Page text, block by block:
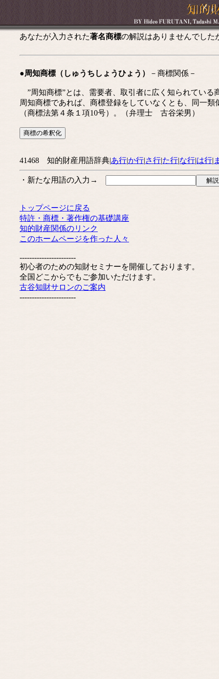
あなたが入力された著名商標の解説はありませんでした
●周知商標（しゅうちしょうひょう） －商標関係－
”周知商標”とは、需要者、取引者に広く知られている
周知商標であれば、商標登録をしていなくとも、同一
（商標法第４条１項10号）。（弁理士 古谷栄男）
41468 知的財産用語辞典|あ行|か行|さ行|た行|な行|は行|
・新たな用語の入力→
トップページに戻る
特許・商標・著作権の基礎講座
知的財産関係のリンク
このホームページを作った人々
-----------------------
初心者のための知財セミナーを開催しております。
全国どこからでもご参加いただけます。
古谷知財サロンのご案内
-----------------------